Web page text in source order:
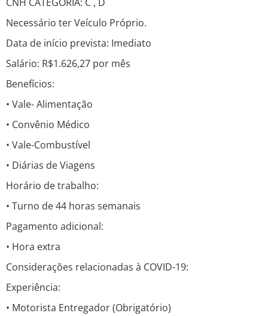
Necessário ter Veículo Próprio.
Data de início prevista: Imediato
Salário: R$1.626,27 por mês
Benefícios:
• Vale- Alimentação
• Convênio Médico
• Vale-Combustível
• Diárias de Viagens
Horário de trabalho:
• Turno de 44 horas semanais
Pagamento adicional:
• Hora extra
Considerações relacionadas à COVID-19:
Experiência:
• Motorista Entregador (Obrigatório)